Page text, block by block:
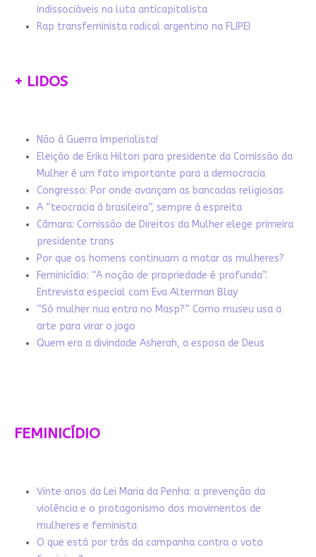
indissociáveis na luta anticapitalista
Rap transfeminista radical argentino na FLIPEI
+ LIDOS
Não à Guerra Imperialista!
Eleição de Erika Hilton para presidente da Comissão da
Mulher é um fato importante para a democracia
Congresso: Por onde avançam as bancadas religiosas
A “teocracia à brasileira”, sempre à espreita
Câmara: Comissão de Direitos da Mulher elege primeira
presidente trans
Por que os homens continuam a matar as mulheres?
Feminicídio: “A noção de propriedade é profunda”.
Entrevista especial com Eva Alterman Blay
“Só mulher nua entra no Masp?” Como museu usa a
arte para virar o jogo
Quem era a divindade Asherah, a esposa de Deus
FEMINICÍDIO
Vinte anos da Lei Maria da Penha: a prevenção da
violência e o protagonismo dos movimentos de
mulheres e feminista
O que está por trás da campanha contra o voto